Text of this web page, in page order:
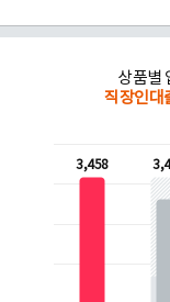
상품별
직장인대
3,458